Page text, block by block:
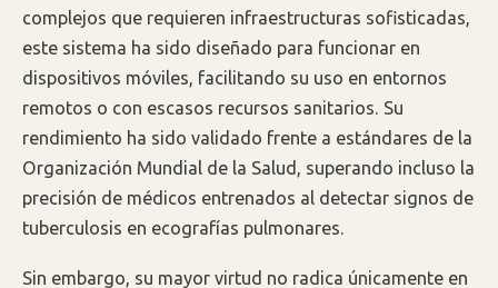
complejos que requieren infraestructuras sofisticadas,
este sistema ha sido diseñado para funcionar en
dispositivos móviles, facilitando su uso en entornos
remotos o con escasos recursos sanitarios. Su
rendimiento ha sido validado frente a estándares de la
Organización Mundial de la Salud, superando incluso la
precisión de médicos entrenados al detectar signos de
tuberculosis en ecografías pulmonares.
Sin embargo, su mayor virtud no radica únicamente en